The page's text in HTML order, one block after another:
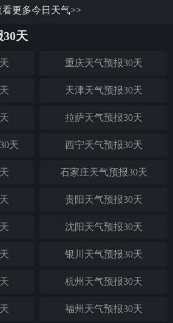
看更多今日天气>>
天
重庆天气预报30天
天津天气预报30天
拉萨天气预报30天
天 西宁天气预报30天
石家庄天气预报30天
贵阳天气预报30天
沈阳天气预报30天
银川天气预报30天
杭州天气预报30天
福州天气预报30天